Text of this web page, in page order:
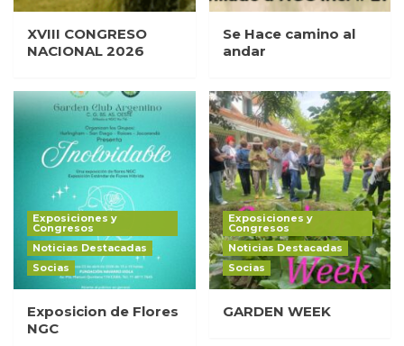
XVIII CONGRESO
NACIONAL 2026
Se Hace camino al
andar
Exposiciones y
Congresos
Noticias Destacadas
Socias
Exposicion de Flores
NGC
Exposiciones y
Congresos
Noticias Destacadas
Socias
GARDEN WEEK